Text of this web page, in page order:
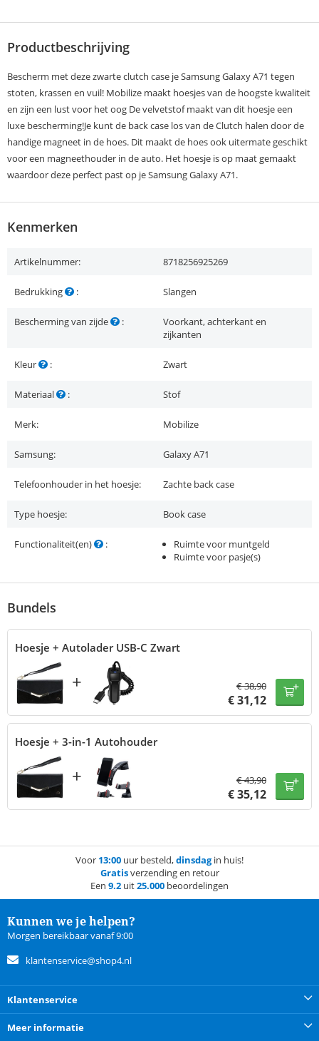
Productbeschrijving
Bescherm met deze zwarte clutch case je Samsung Galaxy A71 tegen
stoten, krassen en vuil! Mobilize maakt hoesjes van de hoogste kwaliteit
en zijn een lust voor het oog De velvetstof maakt van dit hoesje een
luxe bescherming!Je kunt de back case los van de Clutch halen door de
handige magneet in de hoes. Dit maakt de hoes ook uitermate geschikt
voor een magneethouder in de auto. Het hoesje is op maat gemaakt
waardoor deze perfect past op je Samsung Galaxy A71.
Kenmerken
Artikelnummer: 8718256925269
Bedrukking : Slangen
Bescherming van zijde :
Voorkant, achterkant en
zijkanten
Kleur : Zwart
Materiaal : Stof
Merk: Mobilize
Samsung: Galaxy A71
Telefoonhouder in het hoesje: Zachte back case
Type hoesje: Book case
Functionaliteit(en) :
Ruimte voor muntgeld
Ruimte voor pasje(s)
Bundels
Hoesje + Autolader USB-C Zwart
+ €38,90
€31,12
Hoesje + 3-in-1 Autohouder
+ €43,90
€35,12
Voor 13:00 uur besteld,dinsdagin huis!
Gratisverzending en retour
Een 9.2 uit25.000 beoordelingen
Kunnen we je helpen?
Morgen bereikbaar vanaf 9:00
klantenservice@shop4.nl
Klantenservice
Meer informatie